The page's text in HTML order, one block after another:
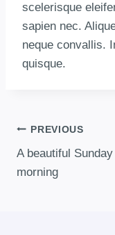
scelerisque
sapien nec.
neque convallis.
quisque.
PREVIOUS
A beautiful Sunday
morning